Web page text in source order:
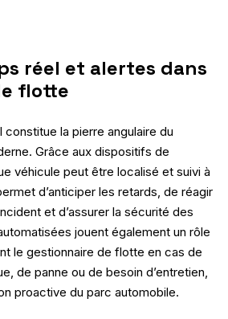
réel et alertes dans
flotte
la pierre angulaire du
Grâce aux dispositifs de
véhicule peut être localisé et suivi à
d’anticiper les retards, de réagir
et d’assurer la sécurité des
jouent également un rôle
le gestionnaire de flotte en cas de
de panne ou de besoin d’entretien,
proactive du parc automobile.